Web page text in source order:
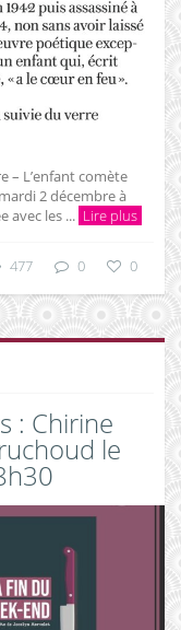
– L’enfant comète
2 décembre à
les ... Lire plus
477 0 0
: Chirine
le